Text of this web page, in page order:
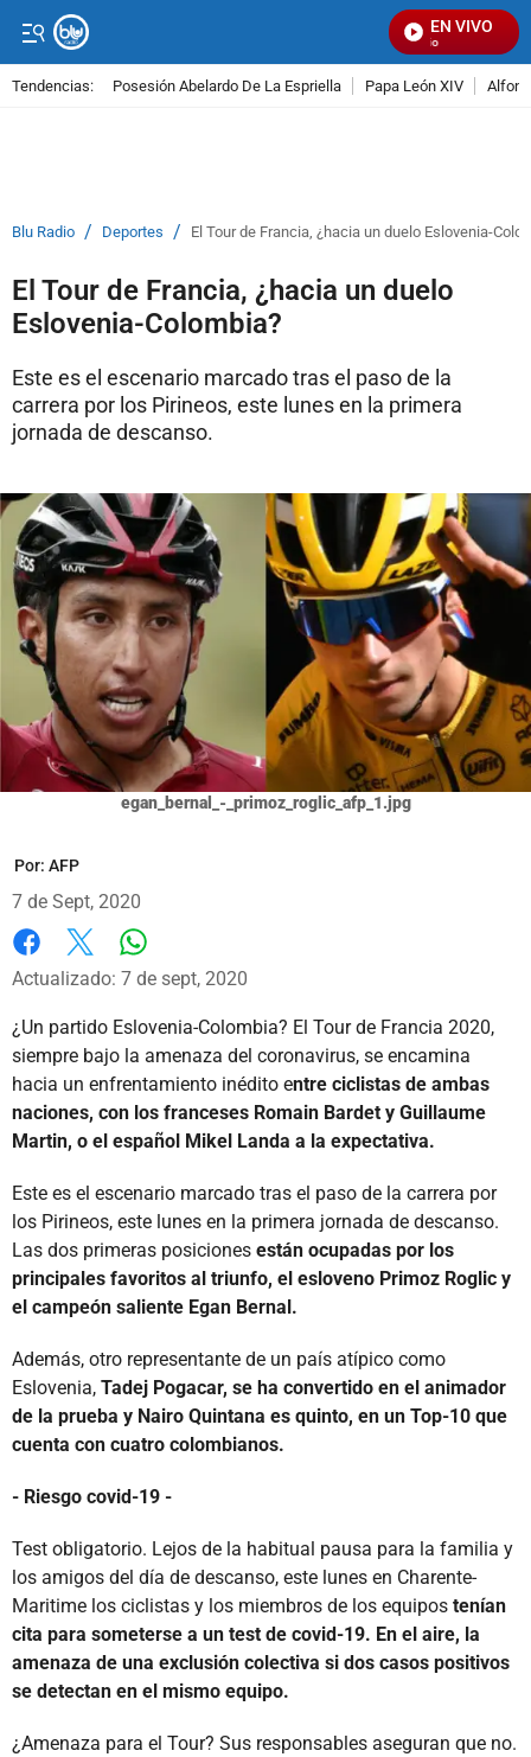
EN VIVO
Tendencias: Posesión Abelardo De La Espriella Papa León XIV
Blu Radio / Deportes / El Tour de Francia, ¿hacia un duelo Eslovenia-
El Tour de Francia, ¿hacia un duelo
Eslovenia-Colombia?
Este es el escenario marcado tras el paso de la
carrera por los Pirineos, este lunes en la primera
jornada de descanso.
egan_bernal_-_primoz_roglic_afp_1.jpg
Por: AFP
7 de Sept, 2020
Facebook
X
Actualizado: 7 de sept, 2020
¿Un partido Eslovenia-Colombia? El Tour de Francia 2020,
siempre bajo la amenaza del coronavirus, se encamina
hacia un enfrentamiento inédito entre ciclistas de ambas
naciones, con los franceses Romain Bardet y Guillaume
Martin, o el español Mikel Landa a la expectativa.
Este es el escenario marcado tras el paso de la carrera por
los Pirineos, este lunes en la primera jornada de descanso.
Las dos primeras posiciones están ocupadas por los
principales favoritos al triunfo, el esloveno Primoz Roglic y
el campeón saliente Egan Bernal.
Además, otro representante de un país atípico como
Eslovenia, Tadej Pogacar, se ha convertido en el animador
de la prueba y Nairo Quintana es quinto, en un Top-10 que
cuenta con cuatro colombianos.
- Riesgo covid-19 -
Test obligatorio. Lejos de la habitual pausa para la familia y
los amigos del día de descanso, este lunes en Charente-
Maritime los ciclistas y los miembros de los equipos tenían
cita para someterse a un test de covid-19. En el aire, la
amenaza de una exclusión colectiva si dos casos positivos
se detectan en el mismo equipo.
¿Amenaza para el Tour? Sus responsables aseguran que no.